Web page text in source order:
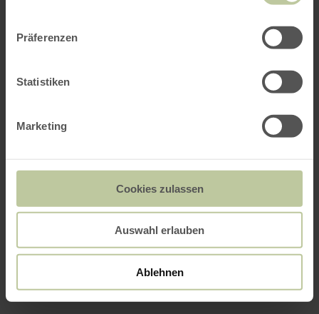
Präferenzen
Statistiken
Marketing
Cookies zulassen
Auswahl erlauben
Ablehnen